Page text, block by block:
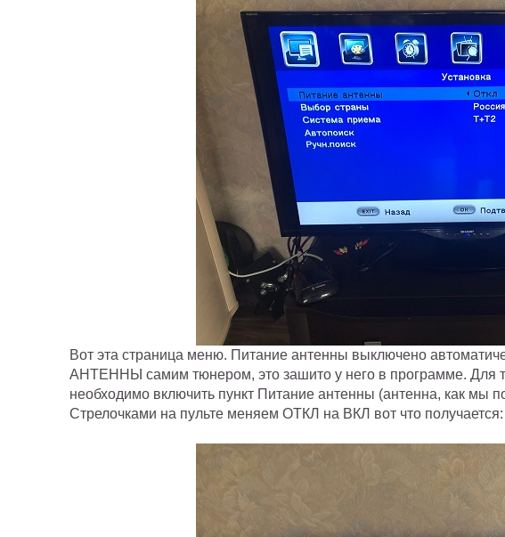
Вот эта страница меню. Питание антенны выключено
АНТЕННЫ самим тюнером, это зашито у него в программе. Для
необходимо включить пункт Питание антенны (антенна, как мы
Стрелочками на пульте меняем ОТКЛ на ВКЛ вот что получается: